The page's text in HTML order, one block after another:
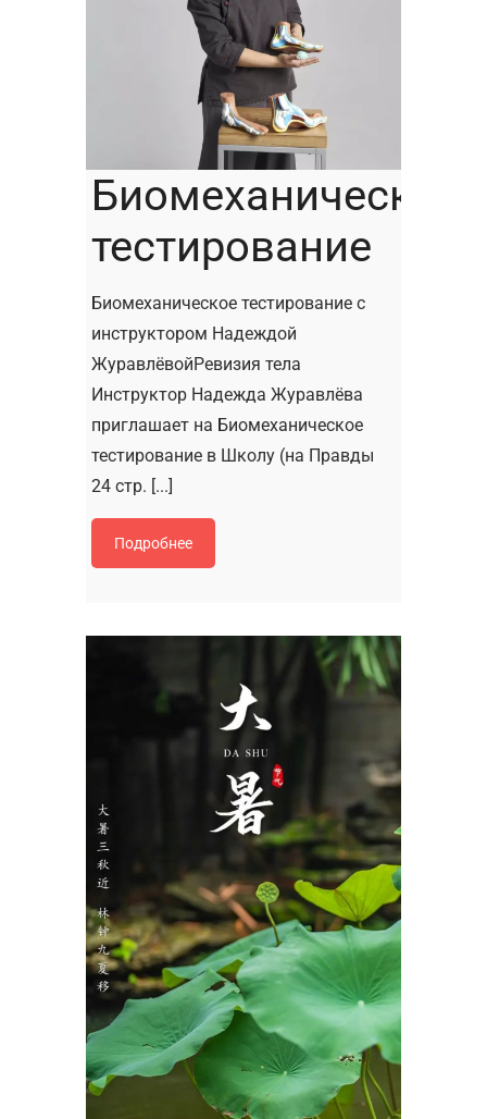
Биомеханическое
тестирование
Биомеханическое тестирование с
инструктором Надеждой
ЖуравлёвойРевизия тела
Инструктор Надежда Журавлёва
приглашает на Биомеханическое
тестирование в Школу (на Правды
24 стр. [...]
Подробнее